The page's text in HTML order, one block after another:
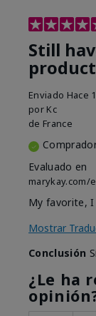
Still
product
Enviado Hace
por Kc
de France
Evaluado en
marykay.com/
My favorite,
Mostrar
Conclusión
¿Le ha